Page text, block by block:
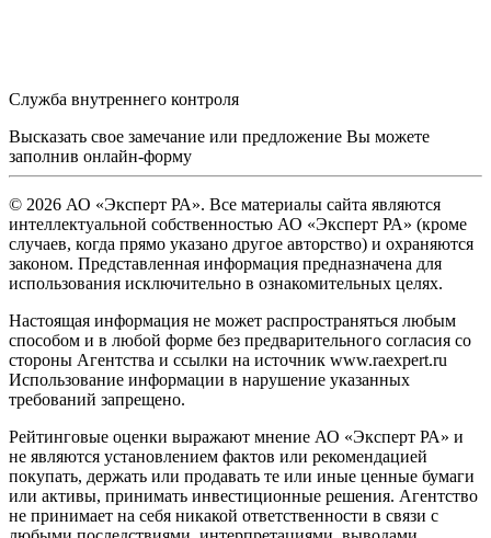
Служба внутреннего контроля
Высказать свое замечание или предложение Вы можете
заполнив онлайн-форму
© 2026 АО «Эксперт РА». Все материалы сайта являются
интеллектуальной собственностью АО «Эксперт РА» (кроме
случаев, когда прямо указано другое авторство) и охраняются
законом. Представленная информация предназначена для
использования исключительно в ознакомительных целях.
Настоящая информация не может распространяться любым
способом и в любой форме без предварительного согласия со
стороны Агентства и ссылки на источник www.raexpert.ru
Использование информации в нарушение указанных
требований запрещено.
Рейтинговые оценки выражают мнение АО «Эксперт РА» и
не являются установлением фактов или рекомендацией
покупать, держать или продавать те или иные ценные бумаги
или активы, принимать инвестиционные решения. Агентство
не принимает на себя никакой ответственности в связи с